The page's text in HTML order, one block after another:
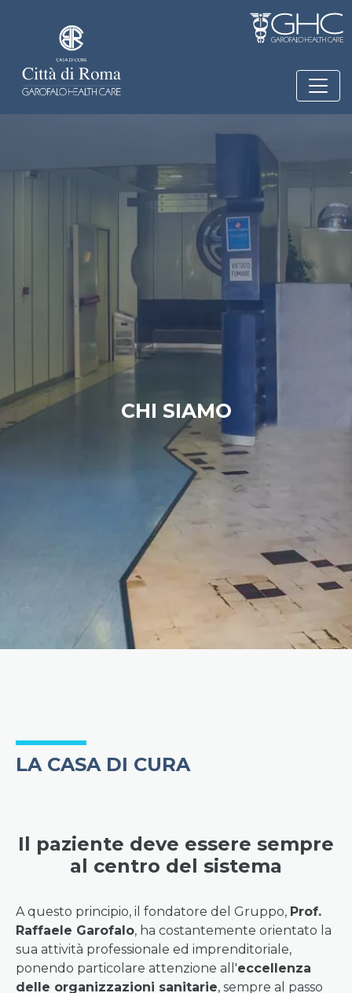
CHI SIAMO
LA CASA DI CURA
Il paziente deve essere sempre
al centro del sistema
A questo principio, il fondatore del Gruppo, Prof.
Raffaele Garofalo, ha costantemente orientato la
sua attività professionale ed imprenditoriale,
ponendo particolare attenzione all'eccellenza
delle organizzazioni sanitarie, sempre al passo